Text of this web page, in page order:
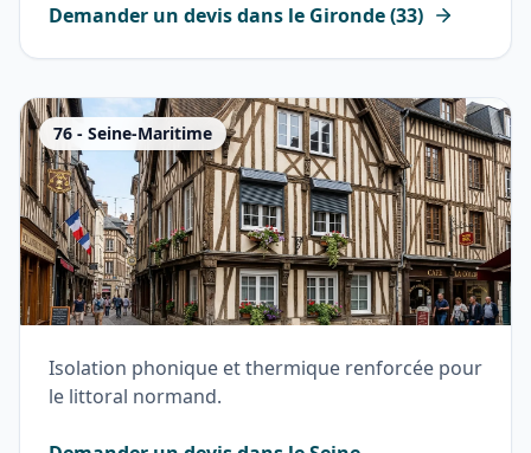
Demander un devis dans le Gironde(33)
76 - Seine-Maritime
Isolation phonique et thermique renforcée pour
le littoral normand.